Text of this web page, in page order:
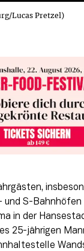
Lucas Pretzel)
und S-
in der
25-jährigen